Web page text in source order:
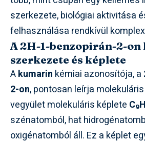
szerkezete, biológiai aktivitása
felhasználása rendkívül
A 2H-1-benzopirán-2-on
szerkezete és képlete
Akumarin kémiai azonosítója, a
2-on, pontosan leírja
vegyület molekuláris képlete C9H
szénatomból, hat
oxigénatomból áll. Ez a képlet